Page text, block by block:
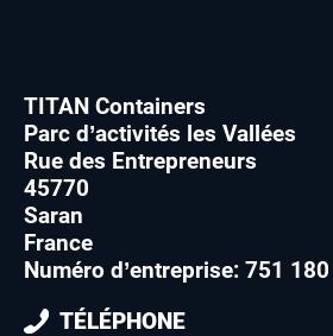
TITAN Containers
Parc d’activités les Vallées
Rue des Entrepreneurs
45770
Saran
France
Numéro d’entreprise: 751
TÉLÉPHONE